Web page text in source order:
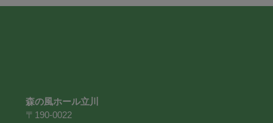
森の風ホール立川
〒190-0022